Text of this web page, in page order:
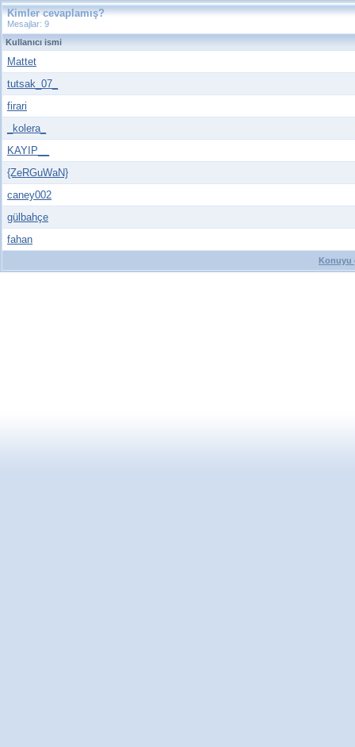
Kimler cevaplamış?
Mesajlar: 9
Kullanıcı ismi
Mattet
tutsak_07_
firari
_kolera_
KAYIP__
{ZeRGuWaN}
caney002
gülbahçe
fahan
Konuyu